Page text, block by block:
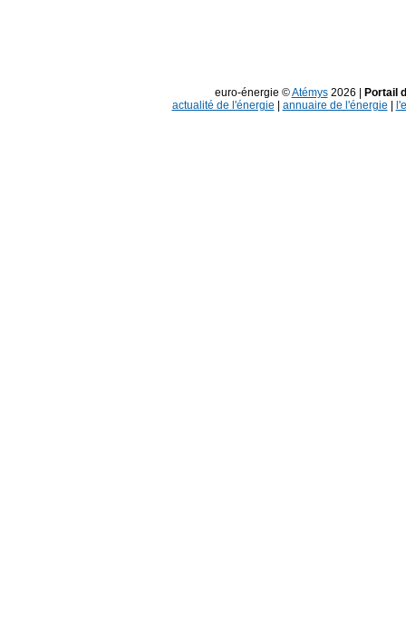
euro-énergie ©Atémys2026 |
Portail
actualité de l'énergie
annuaire de l'énergie